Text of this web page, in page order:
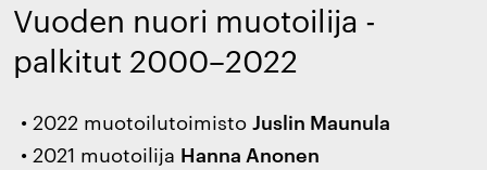
Vuoden nuori muotoilija -
palkitut 2000–2022
2022 muotoilutoimisto Juslin Maunula
2021 muotoilija Hanna Anonen